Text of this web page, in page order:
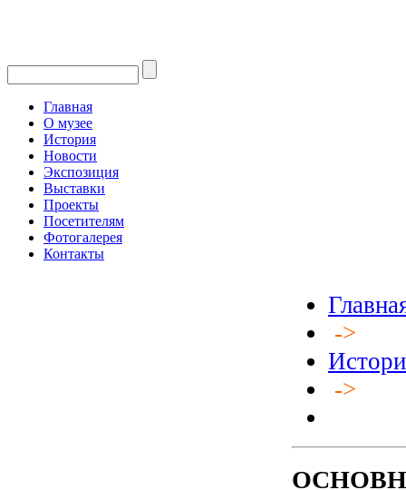
Главная
О музее
История
Новости
Экспозиция
Выставки
Проекты
Посетителям
Фотогалерея
Контакты
->
->